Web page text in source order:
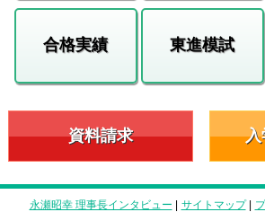
合格実績 東進模試
資料請求 入
永瀬昭幸 理事長インタビュー | サイトマップ|